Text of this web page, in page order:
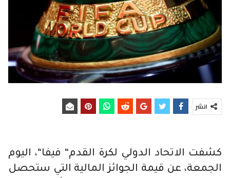
انشر
كشفت الاتحاد الدولي لكرة القدم“ فيفا“، اليوم
الجمعة، عن قيمة الجوائز المالية التي ستحصل